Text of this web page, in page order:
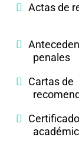
Actas de
penales
Cartas de